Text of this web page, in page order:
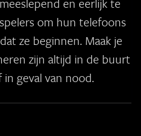
om hun telefoons
ze beginnen. Maak je
zijn altijd in de buurt
geval van nood.